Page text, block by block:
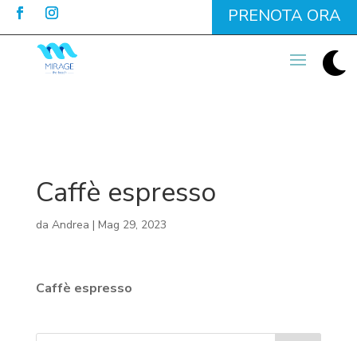
PRENOTA ORA

Caffè espresso
da Andrea | Mag 29, 2023
Caffè espresso